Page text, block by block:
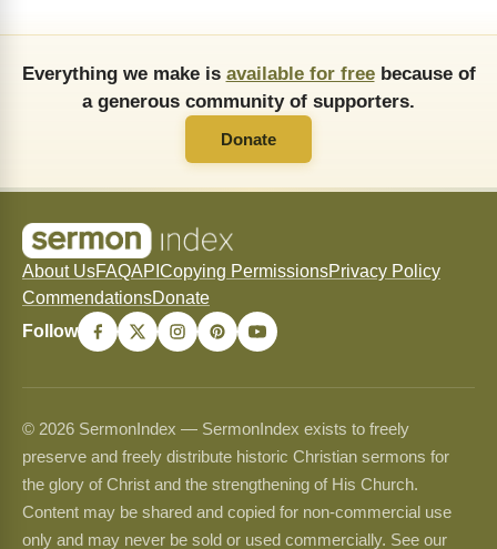
Everything we make is available for freebecause of
a generous community of supporters.
Donate
About UsFAQAPI Copying PermissionsPrivacy Policy
CommendationsDonate
Follow
© 2026 SermonIndex — SermonIndex exists to freely
preserve and freely distribute historic Christian sermons for
the glory of Christ and the strengthening of His Church.
Content may be shared and copied for non-commercial use
only and may never be sold or used commercially. See our